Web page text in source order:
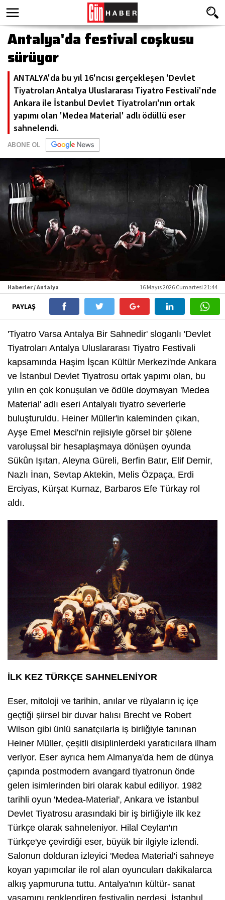
Antalya'da festival coşkusu
sürüyor
ANTALYA'da bu yıl 16'ncısı gerçekleşen 'Devlet
Tiyatroları Antalya Uluslararası Tiyatro Festivali'nde
Ankara ile İstanbul Devlet Tiyatroları'nın ortak
yapımı olan 'Medea Material' adlı ödüllü eser
sahnelendi.
ABONE OL
Haberler / Antalya 16 Mayıs 2026 Cumartesi 21:44
PAYLAŞ
'Tiyatro Varsa Antalya Bir Sahnedir' sloganlı 'Devlet
Tiyatroları Antalya Uluslararası Tiyatro Festivali
kapsamında Haşim İşcan Kültür Merkezi'nde Ankara
ve İstanbul Devlet Tiyatrosu ortak yapımı olan, bu
yılın en çok konuşulan ve ödüle doymayan 'Medea
Material' adlı eseri Antalyalı tiyatro severlerle
buluşturuldu. Heiner Müller'in kaleminden çıkan,
Ayşe Emel Mesci'nin rejisiyle görsel bir şölene
varoluşsal bir hesaplaşmaya dönüşen oyunda
Sükûn Işıtan, Aleyna Güreli, Berfin Batır, Elif Demir,
Nazlı İnan, Sevtap Aktekin, Melis Özpaça, Erdi
Erciyas, Kürşat Kurnaz, Barbaros Efe Türkay rol
aldı.
İLK KEZ TÜRKÇE SAHNELENİYOR
Eser, mitoloji ve tarihin, anılar ve rüyaların iç içe
geçtiği şiirsel bir duvar halısı Brecht ve Robert
Wilson gibi ünlü sanatçılarla iş birliğiyle tanınan
Heiner Müller, çeşitli disiplinlerdeki yaratıcılara ilham
veriyor. Eser ayrıca hem Almanya'da hem de dünya
çapında postmodern avangard tiyatronun önde
gelen isimlerinden biri olarak kabul ediliyor. 1982
tarihli oyun 'Medea-Material', Ankara ve İstanbul
Devlet Tiyatrosu arasındaki bir iş birliğiyle ilk kez
Türkçe olarak sahneleniyor. Hilal Ceylan'ın
Türkçe'ye çevirdiği eser, büyük bir ilgiyle izlendi.
Salonun dolduran izleyici 'Medea Material'i sahneye
koyan yapımcılar ile rol alan oyuncuları dakikalarca
alkış yapmuruna tuttu. Antalya'nın kültür- sanat
yaşamını renklendiren festivalin perdesi, İstanbul